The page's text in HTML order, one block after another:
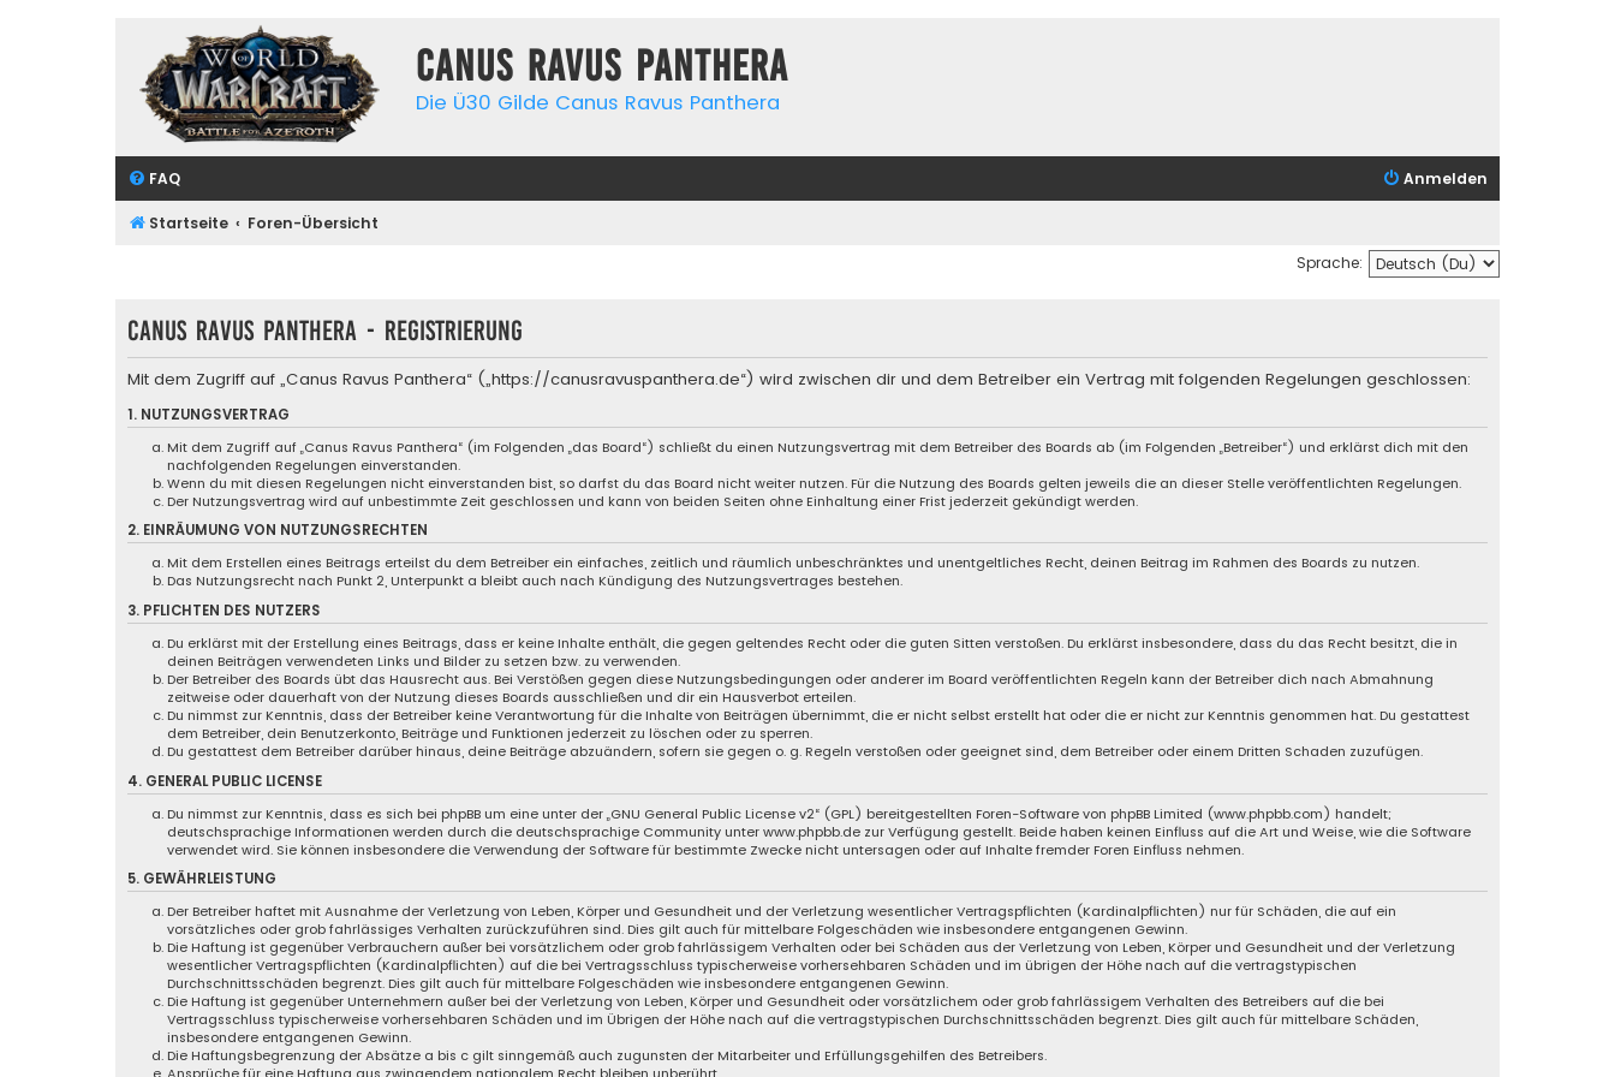
Canus Ravus Panthera
Die Ü30 Gilde Canus Ravus Panthera
FAQ Anmelden
Startseite
Foren-Übersicht
Sprache:
Canus Ravus Panthera - Registrierung
Mit dem Zugriff auf „Canus Ravus Panthera“ („https://canusravuspanthera.de“) wird zwischen dir und dem Betreiber ein Vertrag mit folgenden Regelungen geschlossen:
1. NUTZUNGSVERTRAG
Mit dem Zugriff auf „Canus Ravus Panthera“ (im Folgenden „das Board“) schließt du einen Nutzungsvertrag mit dem Betreiber des Boards ab (im Folgenden „Betreiber“) und erklärst dich mit den
nachfolgenden Regelungen einverstanden.
Wenn du mit diesen Regelungen nicht einverstanden bist, so darfst du das Board nicht weiter nutzen. Für die Nutzung des Boards gelten jeweils die an dieser Stelle veröffentlichten Regelungen.
Der Nutzungsvertrag wird auf unbestimmte Zeit geschlossen und kann von beiden Seiten ohne Einhaltung einer Frist jederzeit gekündigt werden.
2. EINRÄUMUNG VON NUTZUNGSRECHTEN
Mit dem Erstellen eines Beitrags erteilst du dem Betreiber ein einfaches, zeitlich und räumlich unbeschränktes und unentgeltliches Recht, deinen Beitrag im Rahmen des Boards zu nutzen.
Das Nutzungsrecht nach Punkt 2, Unterpunkt a bleibt auch nach Kündigung des Nutzungsvertrages bestehen.
3. PFLICHTEN DES NUTZERS
Du erklärst mit der Erstellung eines Beitrags, dass er keine Inhalte enthält, die gegen geltendes Recht oder die guten Sitten verstoßen. Du erklärst insbesondere, dass du das Recht besitzt, die in
deinen Beiträgen verwendeten Links und Bilder zu setzen bzw. zu verwenden.
Der Betreiber des Boards übt das Hausrecht aus. Bei Verstößen gegen diese Nutzungsbedingungen oder anderer im Board veröffentlichten Regeln kann der Betreiber dich nach Abmahnung
zeitweise oder dauerhaft von der Nutzung dieses Boards ausschließen und dir ein Hausverbot erteilen.
Du nimmst zur Kenntnis, dass der Betreiber keine Verantwortung für die Inhalte von Beiträgen übernimmt, die er nicht selbst erstellt hat oder die er nicht zur Kenntnis genommen hat. Du gestattest
dem Betreiber, dein Benutzerkonto, Beiträge und Funktionen jederzeit zu löschen oder zu sperren.
Du gestattest dem Betreiber darüber hinaus, deine Beiträge abzuändern, sofern sie gegen o. g. Regeln verstoßen oder geeignet sind, dem Betreiber oder einem Dritten Schaden zuzufügen.
4. GENERAL PUBLIC LICENSE
Du nimmst zur Kenntnis, dass es sich bei phpBB um eine unter der „GNU General Public License v2“ (GPL) bereitgestellten Foren-Software von phpBB Limited (www.phpbb.com) handelt;
deutschsprachige Informationen werden durch die deutschsprachige Community unter www.phpbb.de zur Verfügung gestellt. Beide haben keinen Einfluss auf die Art und Weise, wie die Software
verwendet wird. Sie können insbesondere die Verwendung der Software für bestimmte Zwecke nicht untersagen oder auf Inhalte fremder Foren Einfluss nehmen.
5. GEWÄHRLEISTUNG
Der Betreiber haftet mit Ausnahme der Verletzung von Leben, Körper und Gesundheit und der Verletzung wesentlicher Vertragspflichten (Kardinalpflichten) nur für Schäden, die auf ein
vorsätzliches oder grob fahrlässiges Verhalten zurückzuführen sind. Dies gilt auch für mittelbare Folgeschäden wie insbesondere entgangenen Gewinn.
Die Haftung ist gegenüber Verbrauchern außer bei vorsätzlichem oder grob fahrlässigem Verhalten oder bei Schäden aus der Verletzung von Leben, Körper und Gesundheit und der Verletzung
wesentlicher Vertragspflichten (Kardinalpflichten) auf die bei Vertragsschluss typischerweise vorhersehbaren Schäden und im übrigen der Höhe nach auf die vertragstypischen
Durchschnittsschäden begrenzt. Dies gilt auch für mittelbare Folgeschäden wie insbesondere entgangenen Gewinn.
Die Haftung ist gegenüber Unternehmern außer bei der Verletzung von Leben, Körper und Gesundheit oder vorsätzlichem oder grob fahrlässigem Verhalten des Betreibers auf die bei
Vertragsschluss typischerweise vorhersehbaren Schäden und im Übrigen der Höhe nach auf die vertragstypischen Durchschnittsschäden begrenzt. Dies gilt auch für mittelbare Schäden,
insbesondere entgangenen Gewinn.
Die Haftungsbegrenzung der Absätze a bis c gilt sinngemäß auch zugunsten der Mitarbeiter und Erfüllungsgehilfen des Betreibers.